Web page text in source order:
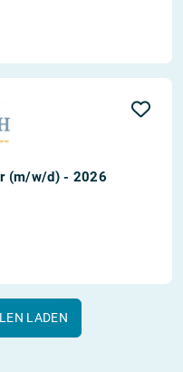
(m/w/d) - 2026
LADEN